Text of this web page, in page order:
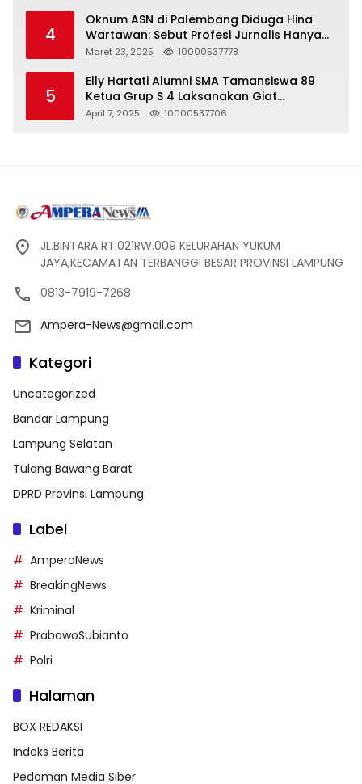
4
Oknum ASN di Palembang Diduga Hina
Wartawan: Sebut Profesi Jurnalis Hanya
Seharga 2 Liter Bensin, Berujung Dugaan
Maret 23, 2025 10000537778
5
Elly Hartati Alumni SMA Tamansiswa 89
Ketua Grup S 4 Laksanakan Giat
Silaturahmi
April 7, 2025 10000537706
JL.BINTARA RT.021RW.009 KELURAHAN YUKUM
JAYA,KECAMATAN TERBANGGI BESAR PROVINSI LAMPUNG
0813-7919-7268
Ampera-News@gmail.com
Kategori
Uncategorized
Bandar Lampung
Lampung Selatan
Tulang Bawang Barat
DPRD Provinsi Lampung
Label
AmperaNews
BreakingNews
Kriminal
PrabowoSubianto
Polri
Halaman
BOX REDAKSI
Indeks Berita
Pedoman Media Siber